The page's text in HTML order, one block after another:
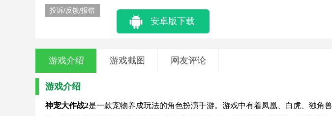
投诉/反馈/报错
安卓版下载
游戏介绍 游戏截图 网友评论
游戏介绍
神宠大作战2是一款宠物养成玩法的角色扮演手游。游戏中有着凤凰、白虎、独角